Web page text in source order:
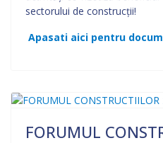
sectorului de construcții!
Apasati aici pentru
FORUMUL